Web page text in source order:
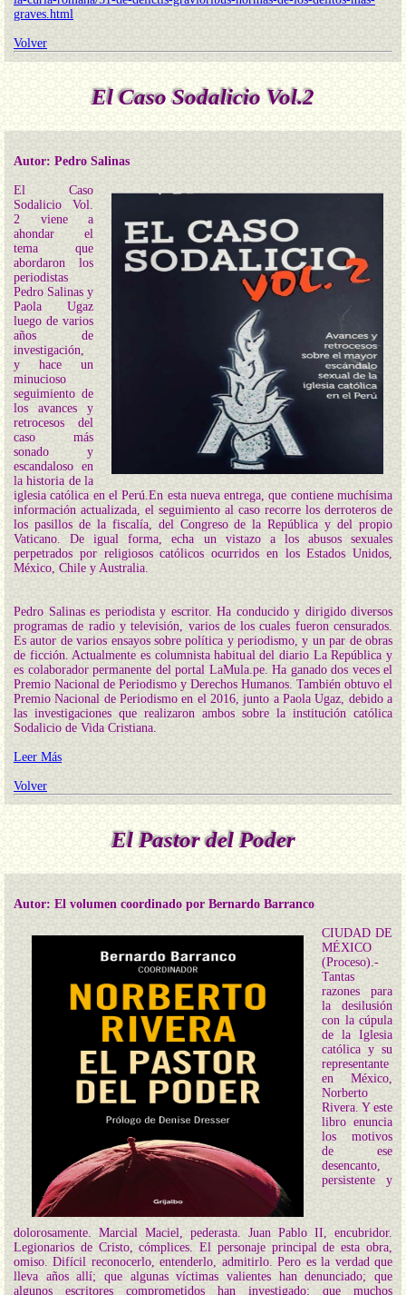
graves.html
Volver
El Caso Sodalicio Vol.2
Autor: Pedro Salinas
El Caso
Sodalicio Vol.
2 viene a
ahondar el
tema que
abordaron los
periodistas
Pedro Salinas y
Paola Ugaz
luego de varios
años de
investigación,
y hace un
minucioso
seguimiento de
los avances y
retrocesos del
caso más
sonado y
escandaloso en
la historia de la
iglesia católica en el Perú.En esta nueva entrega, que contiene muchísima
información actualizada, el seguimiento al caso recorre los derroteros de
los pasillos de la fiscalía, del Congreso de la República y del propio
Vaticano. De igual forma, echa un vistazo a los abusos sexuales
perpetrados por religiosos católicos ocurridos en los Estados Unidos,
México, Chile y Australia.
Pedro Salinas es periodista y escritor. Ha conducido y dirigido diversos
programas de radio y televisión, varios de los cuales fueron censurados.
Es autor de varios ensayos sobre política y periodismo, y un par de obras
de ficción. Actualmente es columnista habitual del diario La República y
es colaborador permanente del portal LaMula.pe. Ha ganado dos veces el
Premio Nacional de Periodismo y Derechos Humanos. También obtuvo el
Premio Nacional de Periodismo en el 2016, junto a Paola Ugaz, debido a
las investigaciones que realizaron ambos sobre la institución católica
Sodalicio de Vida Cristiana.
Leer Más
Volver
El Pastor del Poder
Autor: El volumen coordinado por Bernardo Barranco
CIUDAD DE
MÉXICO
(Proceso).-
Tantas
razones para
la desilusión
con la cúpula
de la Iglesia
católica y su
representante
en México,
Norberto
Rivera. Y este
libro enuncia
los motivos
de ese
desencanto,
persistente y
dolorosamente. Marcial Maciel, pederasta. Juan Pablo II, encubridor.
Legionarios de Cristo, cómplices. El personaje principal de esta obra,
omiso. Difícil reconocerlo, entenderlo, admitirlo. Pero es la verdad que
lleva años allí; que algunas víctimas valientes han denunciado; que
algunos escritores comprometidos han investigado; que muchos